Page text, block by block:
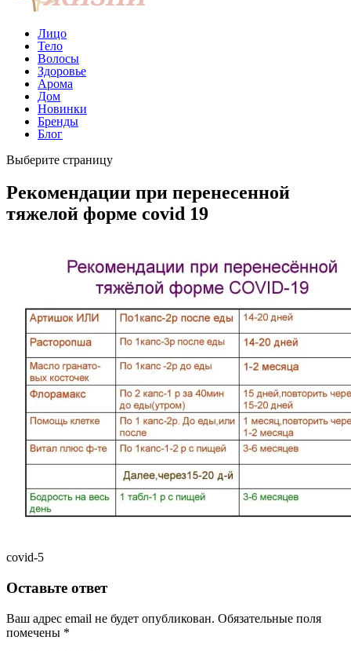
Лицо
Тело
Волосы
Здоровье
Арома
Дом
Новинки
Бренды
Блог
Выберите страницу
Рекомендации при перенесенной
тяжелой форме covid 19
covid-5
Оставьте ответ
Ваш адрес email не будет опубликован. Обязательные поля
помечены *